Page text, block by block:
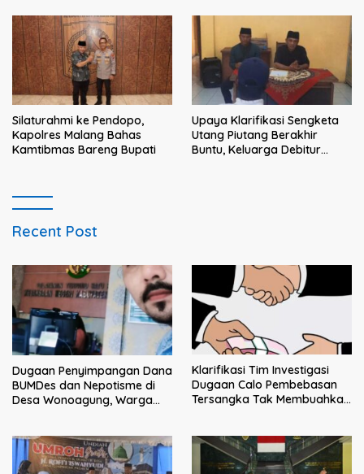
dan solusi bagi prajurit
Silaturahmi ke Pendopo,
Kapolres Malang Bahas
Kamtibmas Bareng Bupati
Upaya Klarifikasi Sengketa
Utang Piutang Berakhir
Buntu, Keluarga Debitur
Recent Post
Dugaan Penyimpangan Dana
BUMDes dan Nepotisme di
Desa Wonoagung, Warga
Klarifikasi Tim Investigasi
Dugaan Calo Pembebasan
Tersangka Tak Membuahkan